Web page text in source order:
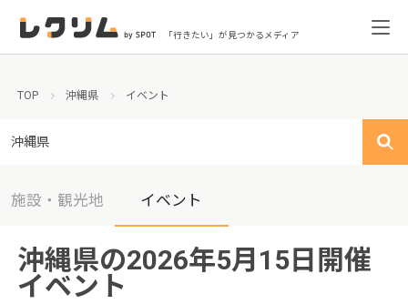
「行きたい」が見つかるメディア
TOP 沖縄県 イベント
沖縄県
施設・観光地 イベント
沖縄県の2026年5月15日開催
イベント